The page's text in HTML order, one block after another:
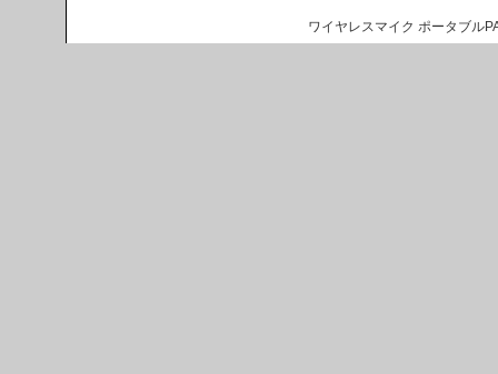
ワイヤレスマイク ポータブル